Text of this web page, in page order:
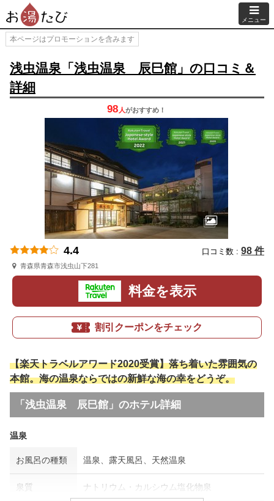
メニュー
本ページはプロモーションを含みます
浅虫温泉「浅虫温泉 辰巳館」の口コミ＆
詳細
98 人がおすすめ！
4.4 口コミ数 : 98 件
青森県青森市浅虫山下281
料金を表示
割引クーポンをチェック
【楽天トラベルアワード2020受賞】落ち着いた雰囲気の
本館。海の温泉ならではの新鮮な海の幸をどうぞ。
「浅虫温泉 辰巳館」のホテル詳細
温泉
お風呂の種類 温泉、露天風呂、天然温泉
泉質 ナトリウム・カルシウム塩化物泉